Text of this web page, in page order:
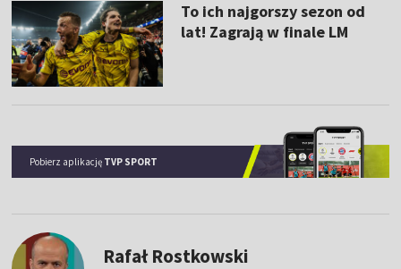
To ich najgorszy sezon od
lat! Zagrają w finale LM
Pobierz aplikację TVP SPORT
Rafał Rostkowski